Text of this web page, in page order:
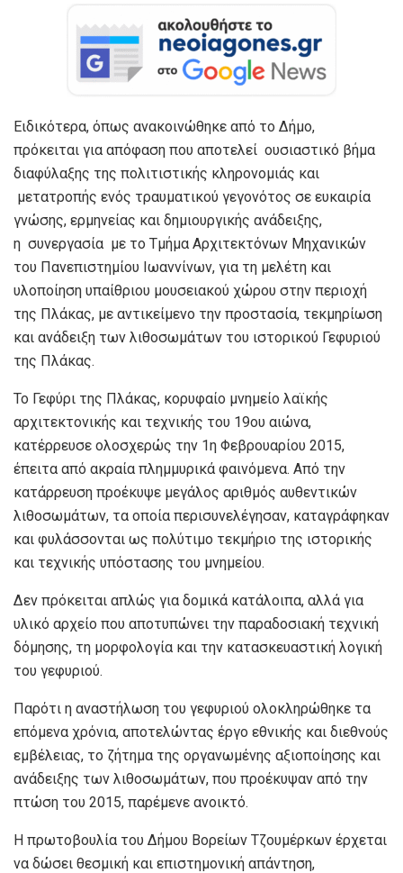
Ειδικότερα, όπως ανακοινώθηκε από το Δήμο,
πρόκειται για απόφαση που αποτελεί ουσιαστικό βήμα
διαφύλαξης της πολιτιστικής κληρονομιάς και
μετατροπής ενός τραυματικού γεγονότος σε ευκαιρία
γνώσης, ερμηνείας και δημιουργικής ανάδειξης,
η συνεργασία με το Τμήμα Αρχιτεκτόνων Μηχανικών
του Πανεπιστημίου Ιωαννίνων, για τη μελέτη και
υλοποίηση υπαίθριου μουσειακού χώρου στην περιοχή
της Πλάκας, με αντικείμενο την προστασία, τεκμηρίωση
και ανάδειξη των λιθοσωμάτων του ιστορικού Γεφυριού
της Πλάκας.
Το Γεφύρι της Πλάκας, κορυφαίο μνημείο λαϊκής
αρχιτεκτονικής και τεχνικής του 19ου αιώνα,
κατέρρευσε ολοσχερώς την 1η Φεβρουαρίου 2015,
έπειτα από ακραία πλημμυρικά φαινόμενα. Από την
κατάρρευση προέκυψε μεγάλος αριθμός αυθεντικών
λιθοσωμάτων, τα οποία περισυνελέγησαν, καταγράφηκαν
και φυλάσσονται ως πολύτιμο τεκμήριο της ιστορικής
και τεχνικής υπόστασης του μνημείου.
Δεν πρόκειται απλώς για δομικά κατάλοιπα, αλλά για
υλικό αρχείο που αποτυπώνει την παραδοσιακή τεχνική
δόμησης, τη μορφολογία και την κατασκευαστική λογική
του γεφυριού.
Παρότι η αναστήλωση του γεφυριού ολοκληρώθηκε τα
επόμενα χρόνια, αποτελώντας έργο εθνικής και διεθνούς
εμβέλειας, το ζήτημα της οργανωμένης αξιοποίησης και
ανάδειξης των λιθοσωμάτων, που προέκυψαν από την
πτώση του 2015, παρέμενε ανοικτό.
Η πρωτοβουλία του Δήμου Βορείων Τζουμέρκων έρχεται
να δώσει θεσμική και επιστημονική απάντηση,